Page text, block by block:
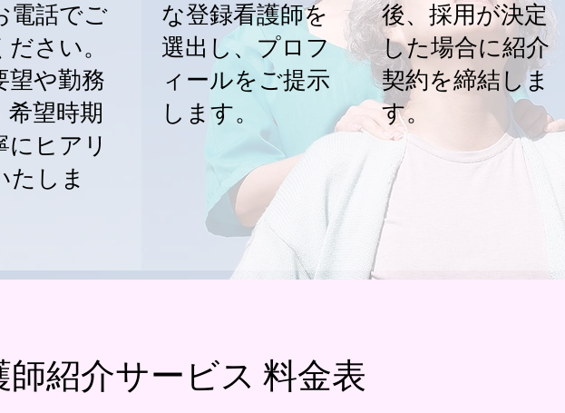
電話でご
さい。
や勤務
希望時期
にヒアリ
たしま
な登録看護師を
選出し、プロフ
ィールをご提示
します。
後、採用が決定
した場合に紹介
契約を締結しま
す。
師紹介サービス 料金表